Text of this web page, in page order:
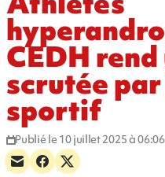
CEDH
scrutée
sportif
Publié le 10 juillet 2025 à 06:06